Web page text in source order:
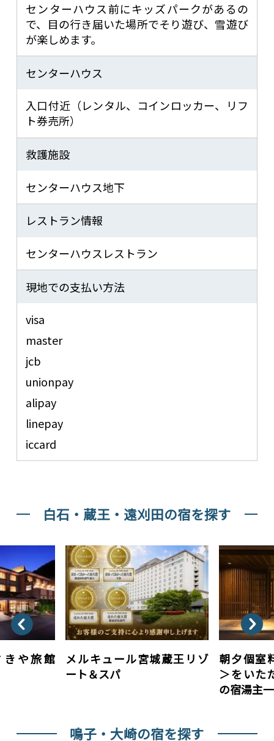
センターハウス前にキッズパークがあるの
で、目の行き届いた場所でそり遊び、雪遊び
が楽しめます。
センターハウス
入口付近（レンタル、コインロッカー、リフ
ト券売所）
救護施設
センターハウス地下
レストラン情報
センターハウスレストラン
現地での支払い方法
visa
master
jcb
unionpay
alipay
linepay
iccard
白石・蔵王・遠刈田の宿を探す
や旅館
メルキュール宮城蔵王リゾ
ート＆スパ
朝夕個室
＞をい
の宿湯主
鳴子・大崎の宿を探す